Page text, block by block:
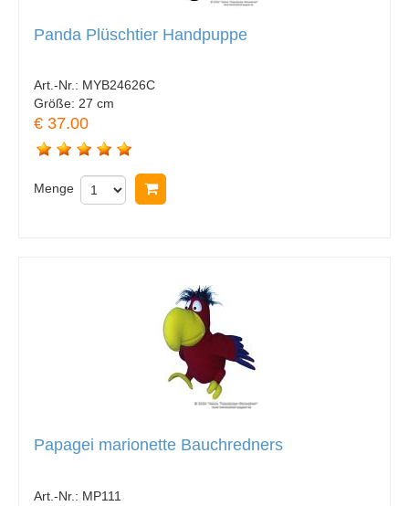
Panda Plüschtier Handpuppe
Art.-Nr.: MYB24626C
Größe: 27 cm
€ 37.00
Menge
Papagei marionette Bauchredners
Art.-Nr.: MP111